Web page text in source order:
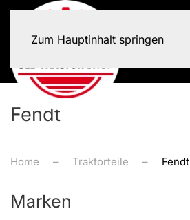
Zum Hauptinhalt springen
Fendt
Home Traktorteile Fendt
Marken